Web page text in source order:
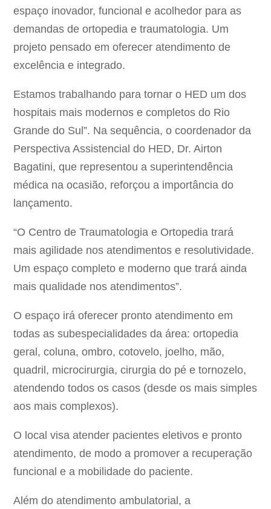
espaço inovador, funcional e acolhedor para as
demandas de ortopedia e traumatologia. Um
projeto pensado em oferecer atendimento de
excelência e integrado.
Estamos trabalhando para tornar o HED um dos
hospitais mais modernos e completos do Rio
Grande do Sul”. Na sequência, o coordenador da
Perspectiva Assistencial do HED, Dr. Airton
Bagatini, que representou a superintendência
médica na ocasião, reforçou a importância do
lançamento.
“O Centro de Traumatologia e Ortopedia trará
mais agilidade nos atendimentos e resolutividade.
Um espaço completo e moderno que trará ainda
mais qualidade nos atendimentos”.
O espaço irá oferecer pronto atendimento em
todas as subespecialidades da área: ortopedia
geral, coluna, ombro, cotovelo, joelho, mão,
quadril, microcirurgia, cirurgia do pé e tornozelo,
atendendo todos os casos (desde os mais simples
aos mais complexos).
O local visa atender pacientes eletivos e pronto
atendimento, de modo a promover a recuperação
funcional e a mobilidade do paciente.
Além do atendimento ambulatorial, a